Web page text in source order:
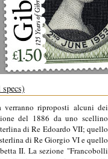
riproposti alcuni dei
del 1886 da uno scellino
di Re Edoardo VII; quello
di Re Giorgio VI e quello
II. La sezione "Francobolli